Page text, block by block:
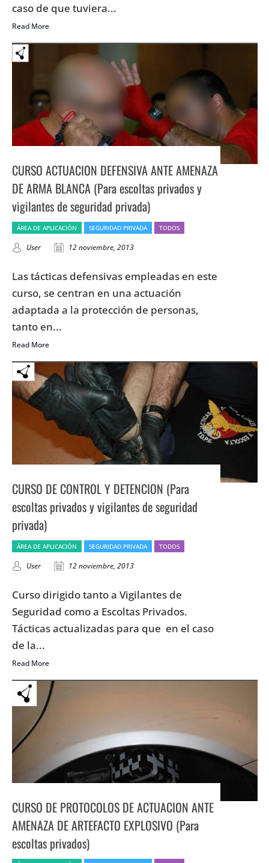
caso de que tuviera...
Read More
CURSO ACTUACION DEFENSIVA ANTE AMENAZA
DE ARMA BLANCA (Para escoltas privados y
vigilantes de seguridad privada)
ÁREA DE APLICACIÓN SEGURIDAD PRIVADA TODOS
User 12 noviembre, 2013
Las tácticas defensivas empleadas en este
curso, se centran en una actuación
adaptada a la protección de personas,
tanto en...
Read More
CURSO DE CONTROL Y DETENCION (Para
escoltas privados y vigilantes de seguridad
privada)
ÁREA DE APLICACIÓN SEGURIDAD PRIVADA TODOS
User 12 noviembre, 2013
Curso dirigido tanto a Vigilantes de
Seguridad como a Escoltas Privados.
Tácticas actualizadas para que en el caso
de la...
Read More
CURSO DE PROTOCOLOS DE ACTUACION ANTE
AMENAZA DE ARTEFACTO EXPLOSIVO (Para
escoltas privados)